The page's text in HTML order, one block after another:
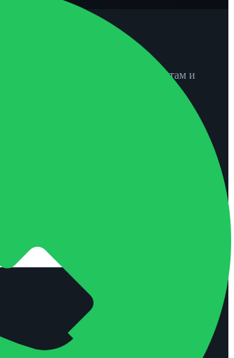
убытков, актуарным расчетам и
актуальные новости страхования